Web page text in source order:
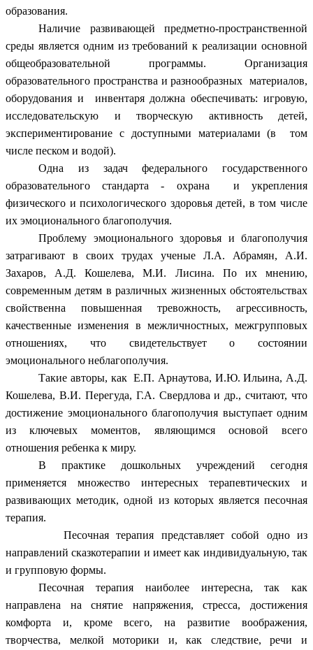
образования.
Наличие развивающей предметно-пространственной
среды является одним из требований к реализации основной
общеобразовательной программы. Организация
образовательного пространства и разнообразных материалов,
оборудования и инвентаря должна обеспечивать: игровую,
исследовательскую и творческую активность детей,
экспериментирование с доступными материалами (в том
числе песком и водой).
Одна из задач федерального государственного
образовательного стандарта - охрана и укрепления
физического и психологического здоровья детей, в том числе
их эмоционального благополучия.
Проблему эмоционального здоровья и благополучия
затрагивают в своих трудах ученые Л.A. Абрамян, А.И.
Захаров, А.Д. Кошелева, М.И. Лисина. По их мнению,
современным детям в различных жизненных обстоятельствах
свойственна повышенная тревожность, агрессивность,
качественные изменения в межличностных, межгрупповых
отношениях, что свидетельствует о состоянии
эмоционального неблагополучия.
Такие авторы, как Е.П. Арнаутова, И.Ю. Ильина, А.Д.
Кошелева, В.И. Перегуда, Г.А. Свердлова и др., считают, что
достижение эмоционального благополучия выступает одним
из ключевых моментов, являющимся основой всего
отношения ребенка к миру.
В практике дошкольных учреждений сегодня
применяется множество интересных терапевтических и
развивающих методик, одной из которых является песочная
терапия.
Песочная терапия представляет собой одно из
направлений сказкотерапии и имеет как индивидуальную, так
и групповую формы.
Песочная терапия наиболее интересна, так как
направлена на снятие напряжения, стресса, достижения
комфорта и, кроме всего, на развитие воображения,
творчества, мелкой моторики и, как следствие, речи и